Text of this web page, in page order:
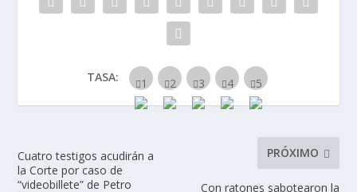
TASA:
Cuatro testigos acudirán a
la Corte por caso de
“videobillete” de Petro
PRÓXIMO
Con ratones sabotearon la